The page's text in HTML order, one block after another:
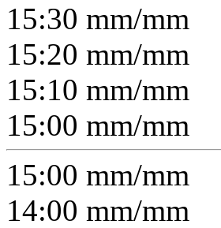
15:30 mm/mm
15:20 mm/mm
15:10 mm/mm
15:00 mm/mm
15:00 mm/mm
14:00 mm/mm